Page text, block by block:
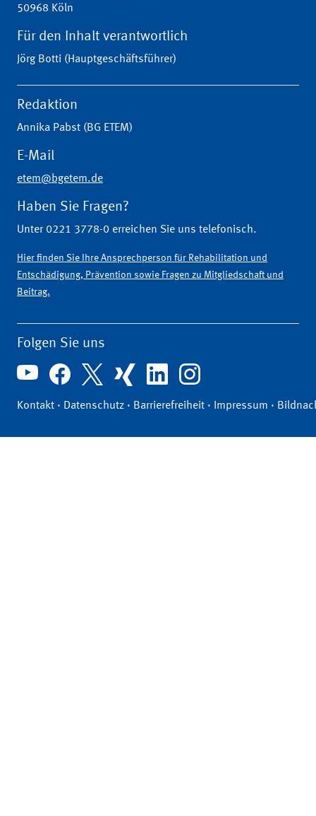
50968 Köln
Für den Inhalt verantwortlich
Jörg Botti (Hauptgeschäftsführer)
Redaktion
Annika Pabst (BG ETEM)
E-Mail
etem@bgetem.de
Haben Sie Fragen?
Unter 0221 3778-0 erreichen Sie uns telefonisch.
Hier finden Sie Ihre Ansprechperson für Rehabilitation und
Entschädigung, Prävention sowie Fragen zu Mitgliedschaft und
Beitrag.
Folgen Sie uns
Kontakt · Datenschutz · Barrierefreiheit · Impressum ·